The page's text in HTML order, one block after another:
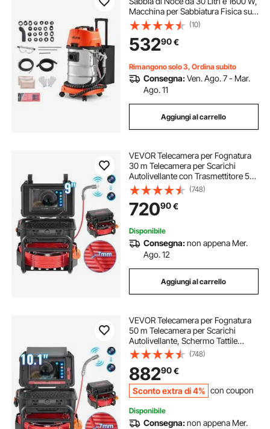
Macchina per Sabbiatura Fisica su
Carrello per la Pulizia del Collettore
di Aspirazione, Sabbiatrici di Noce
con 23 Adattatori
(10)
53290€
Rimangono solo 3, Ordina subito
Consegna:Ven. Ago. 7 - Mar.
Ago. 11
Aggiungi al carrello
VEVOR Telecamera per Fognatura
30 m Telecamera per Scarichi
Autolivellante con Trasmettitore 512
Hz Contatore di Distanza, Schermo
da 228,6 mm Telecamera Idraulica
HD 1080P a Serpente con Luce-12
LED
(748)
72090€
Disponibile
Consegna:non appena Mer.
Ago. 12
Aggiungi al carrello
VEVOR Telecamera per Fognatura
50 m Telecamera per Scarichi
Autolivellante, Schermo Tattile
256,54 mm Trasmettitore 512 Hz e
Contatore di Distanza, Telecamera
Idraulica a Serpente IP67 con Luci-
12 LED
(748)
88290€
Sconto extra di 4% con coupon
Disponibile
Consegna:non appena Mer.